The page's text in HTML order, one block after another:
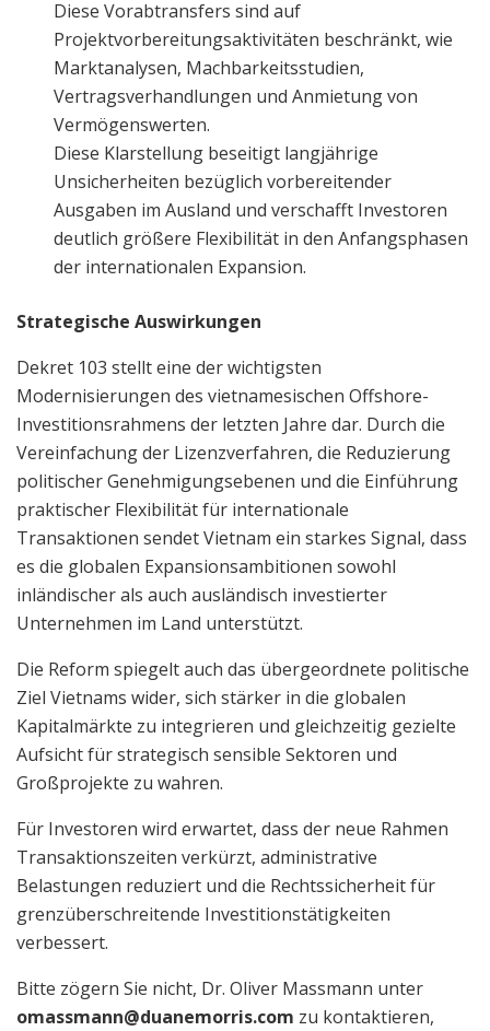
Diese Vorabtransfers sind auf
Projektvorbereitungsaktivitäten beschränkt, wie
Marktanalysen, Machbarkeitsstudien,
Vertragsverhandlungen und Anmietung von
Vermögenswerten.
Diese Klarstellung beseitigt langjährige
Unsicherheiten bezüglich vorbereitender
Ausgaben im Ausland und verschafft Investoren
deutlich größere Flexibilität in den Anfangsphasen
der internationalen Expansion.
Strategische Auswirkungen
Dekret 103 stellt eine der wichtigsten
Modernisierungen des vietnamesischen Offshore-
Investitionsrahmens der letzten Jahre dar. Durch die
Vereinfachung der Lizenzverfahren, die Reduzierung
politischer Genehmigungsebenen und die Einführung
praktischer Flexibilität für internationale
Transaktionen sendet Vietnam ein starkes Signal, dass
es die globalen Expansionsambitionen sowohl
inländischer als auch ausländisch investierter
Unternehmen im Land unterstützt.
Die Reform spiegelt auch das übergeordnete politische
Ziel Vietnams wider, sich stärker in die globalen
Kapitalmärkte zu integrieren und gleichzeitig gezielte
Aufsicht für strategisch sensible Sektoren und
Großprojekte zu wahren.
Für Investoren wird erwartet, dass der neue Rahmen
Transaktionszeiten verkürzt, administrative
Belastungen reduziert und die Rechtssicherheit für
grenzüberschreitende Investitionstätigkeiten
verbessert.
Bitte zögern Sie nicht, Dr. Oliver Massmann unter
omassmann@duanemorris.com zu kontaktieren,